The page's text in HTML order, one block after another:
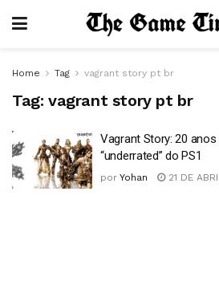
Home Tag vagrant story pt br
Tag: vagrant story pt br
Vagrant Story: 20
“underrated” do PS1
por Yohan 21 DE